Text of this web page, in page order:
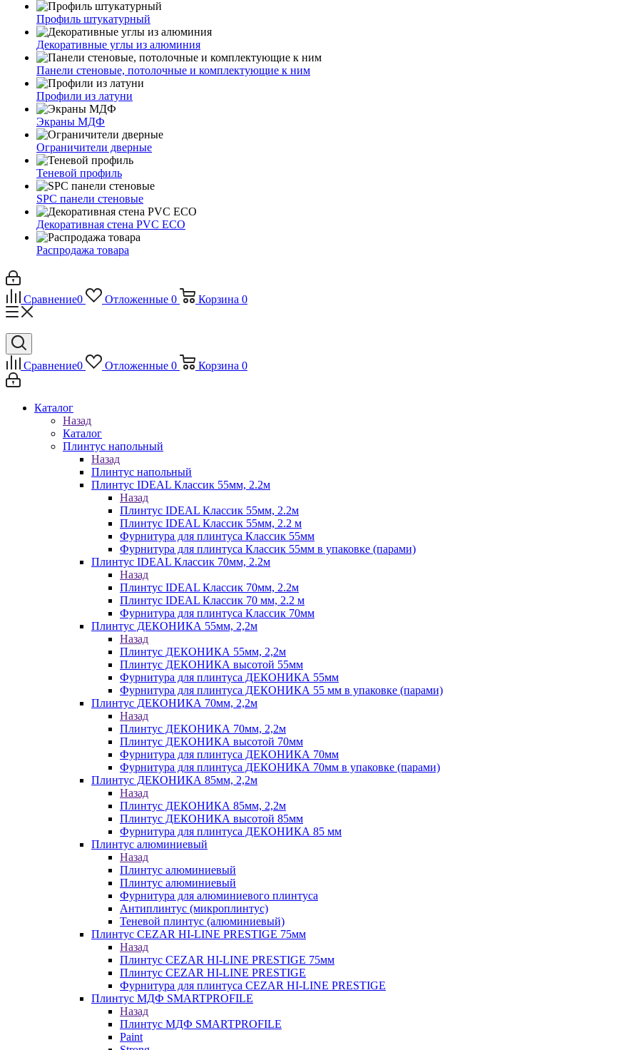
Профиль штукатурный
Декоративные углы из алюминия
Панели стеновые, потолочные и комплектующие к ним
Профили из латуни
Экраны МДФ
Ограничители дверные
Теневой профиль
SPC панели стеновые
Декоративная стена PVC ECO
Распродажа товара
Сравнение0 Отложенные 0 Корзина 0
Сравнение0 Отложенные 0 Корзина 0
Каталог
Назад
Каталог
Плинтус напольный
Назад
Плинтус напольный
Плинтус IDEAL Классик 55мм, 2.2м
Назад
Плинтус IDEAL Классик 55мм, 2.2м
Плинтус IDEAL Классик 55мм, 2.2 м
Фурнитура для плинтуса Классик 55мм
Фурнитура для плинтуса Классик 55мм в упаковке (парами)
Плинтус IDEAL Классик 70мм, 2.2м
Назад
Плинтус IDEAL Классик 70мм, 2.2м
Плинтус IDEAL Классик 70 мм, 2.2 м
Фурнитура для плинтуса Классик 70мм
Плинтус ДЕКОНИКА 55мм, 2,2м
Назад
Плинтус ДЕКОНИКА 55мм, 2,2м
Плинтус ДЕКОНИКА высотой 55мм
Фурнитура для плинтуса ДЕКОНИКА 55мм
Фурнитура для плинтуса ДЕКОНИКА 55 мм в упаковке (парами)
Плинтус ДЕКОНИКА 70мм, 2,2м
Назад
Плинтус ДЕКОНИКА 70мм, 2,2м
Плинтус ДЕКОНИКА высотой 70мм
Фурнитура для плинтуса ДЕКОНИКА 70мм
Фурнитура для плинтуса ДЕКОНИКА 70мм в упаковке (парами)
Плинтус ДЕКОНИКА 85мм, 2,2м
Назад
Плинтус ДЕКОНИКА 85мм, 2,2м
Плинтус ДЕКОНИКА высотой 85мм
Фурнитура для плинтуса ДЕКОНИКА 85 мм
Плинтус алюминиевый
Назад
Плинтус алюминиевый
Плинтус алюминиевый
Фурнитура для алюминиевого плинтуса
Антиплинтус (микроплинтус)
Теневой плинтус (алюминиевый)
Плинтус CEZAR HI-LINE PRESTIGE 75мм
Назад
Плинтус CEZAR HI-LINE PRESTIGE 75мм
Плинтус CEZAR HI-LINE PRESTIGE
Фурнитура для плинтуса CEZAR HI-LINE PRESTIGE
Плинтус МДФ SMARTPROFILE
Назад
Плинтус МДФ SMARTPROFILE
Paint